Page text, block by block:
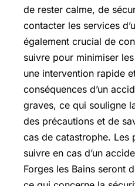
de rester calme, de
contacter les services
également crucial de
suivre pour minimiser
une intervention rapide
conséquences d’un
graves, ce qui souligne
des précautions et de
cas de catastrophe. Les
suivre en cas d’un
Forges les Bains seront